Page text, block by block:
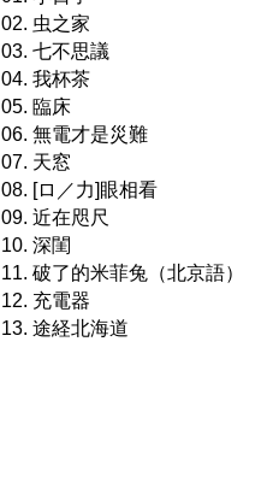
02. 虫之家
03. 七不思議
04. 我杯茶
05. 臨床
06. 無電才是災難
07. 天窓
08. [ロ／力]眼相看
09. 近在咫尺
10. 深閨
11. 破了的米菲兔（北京語）
12. 充電器
13. 途経北海道